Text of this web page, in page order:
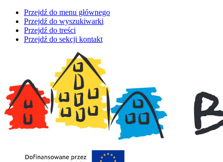
Przejdź do menu głównego
Przejdź do wyszukiwarki
Przejdź do treści
Przejdź do sekcji kontakt